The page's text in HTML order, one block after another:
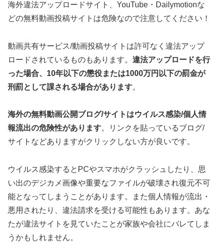
海外違法アップロードサイト、YouTube・Dailymotionな
どの無料動画投稿サイトは危険なので注意してください！
動画共有サービス/動画投稿サイトは許可なく違法アップ
ロードされているものもあります。 違法アップロードを行
った場合、10年以下の懲役または1000万円以下の罰金が
刑罰として課される場合があります。
海外の無料動画公開ブログ/サイトはウイルス感染/個人情
報流出の危険性があります。リンクを貼っているブログ/
サイトなどありますがクリックしない方が良いです。
ウイルス感染するとPCやスマホがクラッシュしたり、思
い出のデジカメ画像や重要なファイルが破壊され復元不可
能となってしまうことがあります。また個人情報が流出・
悪用されたり、違法請求を受ける可能性もあります。あな
たが違法サイトを見ていたことが家族や会社にバレてしま
うかもしれません。